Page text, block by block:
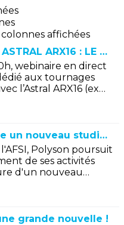
affichées
WEBINAIRE « ASTRAL ARX16 : LE SON À l’IMAGE EN CONFIGURATION MOBILE »
webinaire en direct
aux tournages
l’Astral ARX16 (ex
Sound Devices au
Polyson ouvre un nouveau studio de musique à Montreuil
Polyson poursuit
de ses activités
d'un nouveau
au
grande nouvelle !